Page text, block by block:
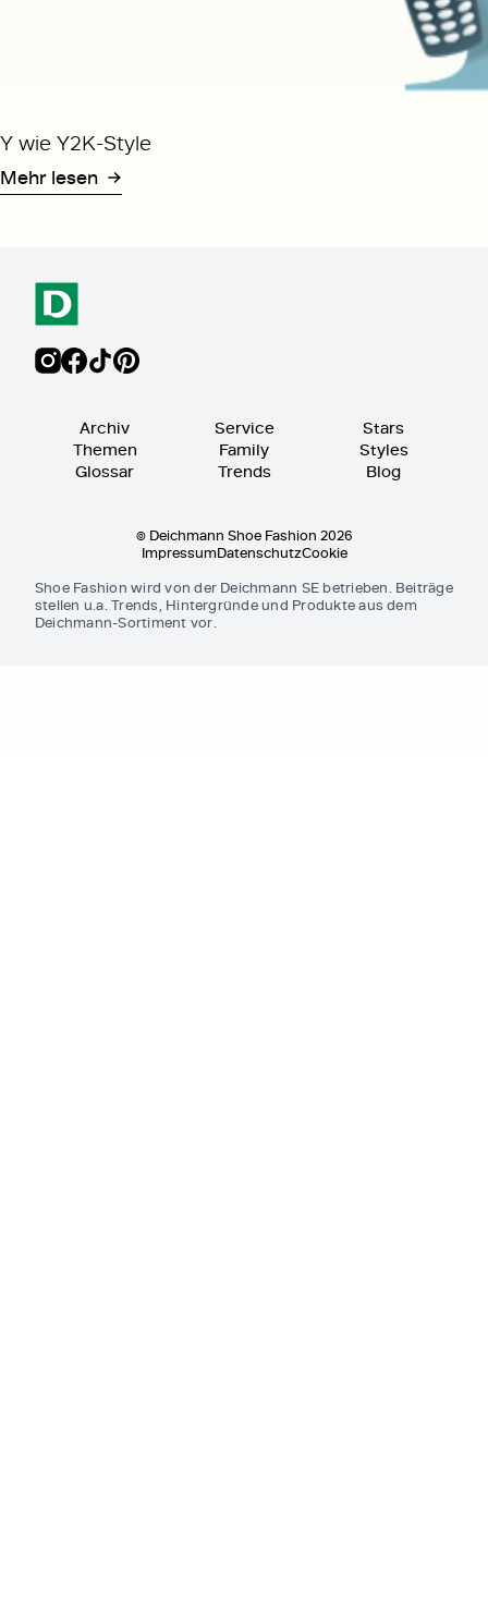
Y wie Y2K-Style
Mehr lesen
Archiv
Themen
Glossar
Service
Family
Trends
Stars
Styles
Blog
© Deichmann Shoe Fashion 2026
ImpressumDatenschutzCookie
Shoe Fashion wird von der Deichmann SE betrieben. Beiträge
stellen u.a. Trends, Hintergründe und Produkte aus dem
Deichmann-Sortiment vor.